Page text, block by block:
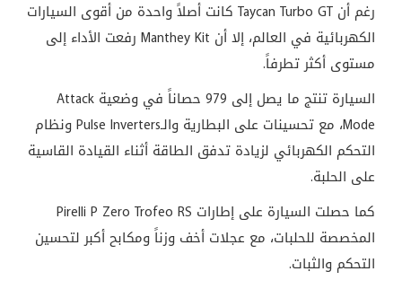
رغم أن Taycan Turbo GT كانت أصلاً واحدة من أقوى السيارات
الكهربائية في العالم، إلا أن Manthey Kit رفعت الأداء إلى
مستوى أكثر تطرفاً.
السيارة تنتج ما يصل إلى 979 حصاناً في وضعية Attack
Mode، مع تحسينات على البطارية والـPulse Inverters ونظام
التحكم الكهربائي لزيادة تدفق الطاقة أثناء القيادة القاسية
على الحلبة.
كما حصلت السيارة على إطارات Pirelli P Zero Trofeo RS
المخصصة للحلبات، مع عجلات أخف وزناً ومكابح أكبر لتحسين
التحكم والثبات.